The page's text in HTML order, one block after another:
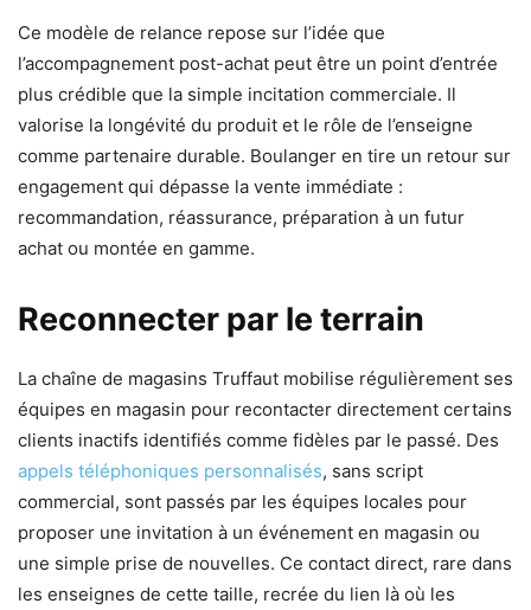
Ce modèle de relance repose sur l’idée que
l’accompagnement post-achat peut être un point d’entrée
plus crédible que la simple incitation commerciale. Il
valorise la longévité du produit et le rôle de l’enseigne
comme partenaire durable. Boulanger en tire un retour sur
engagement qui dépasse la vente immédiate :
recommandation, réassurance, préparation à un futur
achat ou montée en gamme.
Reconnecter par le terrain
La chaîne de magasins Truffaut mobilise régulièrement ses
équipes en magasin pour recontacter directement certains
clients inactifs identifiés comme fidèles par le passé. Des
appels téléphoniques personnalisés, sans script
commercial, sont passés par les équipes locales pour
proposer une invitation à un événement en magasin ou
une simple prise de nouvelles. Ce contact direct, rare dans
les enseignes de cette taille, recrée du lien là où les